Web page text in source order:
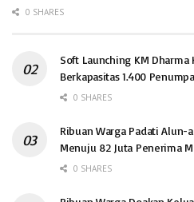
0 SHARES
Soft Launching KM Dharma
Berkapasitas 1.400
0 SHARES
Ribuan Warga Padati Alun-
Menuju 82 Juta Penerima
0 SHARES